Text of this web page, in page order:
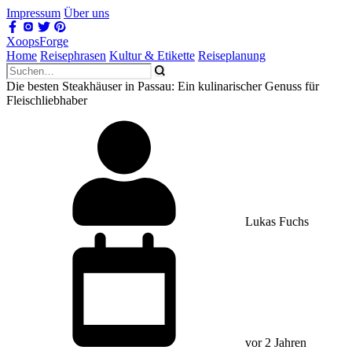
Impressum Über uns
XoopsForge
Home Reisephrasen Kultur & Etikette Reiseplanung
Die besten Steakhäuser in Passau: Ein kulinarischer Genuss für
Fleischliebhaber
Lukas Fuchs
vor 2 Jahren